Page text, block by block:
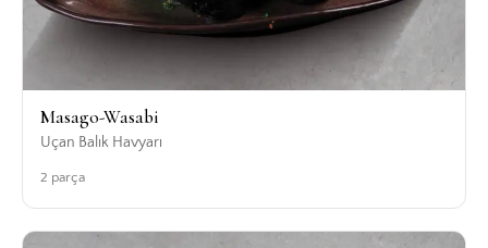
Masago-Wasabi
Uçan Balık Havyarı
2 parça